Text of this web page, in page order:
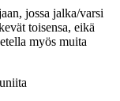
jossa jalka/varsi
toisensa, eikä
myös muita